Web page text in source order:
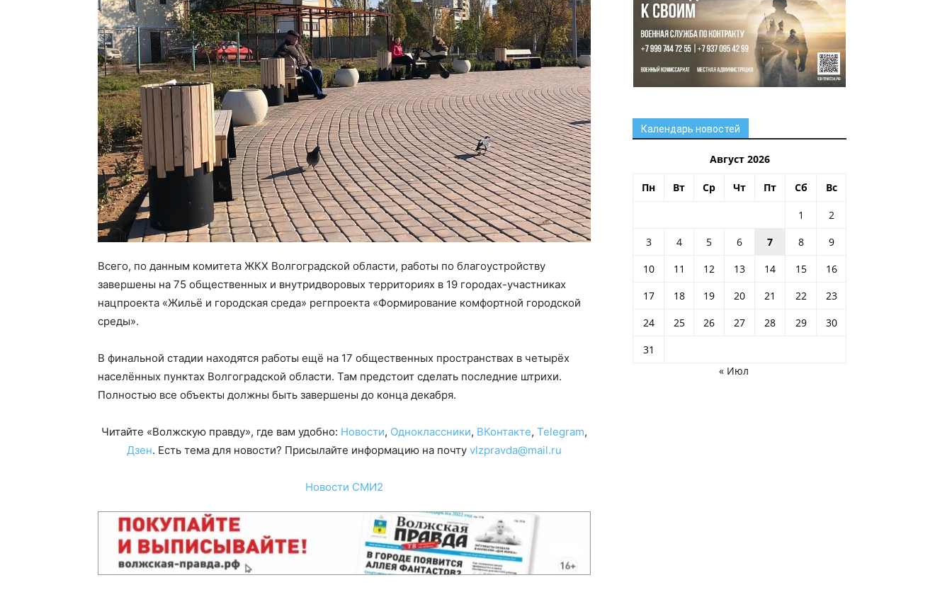
Всего, по данным комитета ЖКХ Волгоградской области, работы по благоустройству
завершены на 75 общественных и внутридворовых территориях в 19 городах-участниках
нацпроекта «Жильё и городская среда» регпроекта «Формирование комфортной городской
среды».
В финальной стадии находятся работы ещё на 17 общественных пространствах в четырёх
населённых пунктах Волгоградской области. Там предстоит сделать последние штрихи.
Полностью все объекты должны быть завершены до конца декабря.
Читайте «Волжскую правду», где вам удобно: Новости, Одноклассники, ВКонтакте, Telegram,
Дзен. Есть тема для новости? Присылайте информацию на почту vlzpravda@mail.ru
Новости СМИ2
Календарь новостей
Август 2026
Пн Вт Ср Чт Пт Сб Вс
1
2
3
4 5 6 7 8
9
10
11 12 13 14 15
16
17
18 19 20 21 22
23
24
25 26 27 28 29
30
31
« Июл